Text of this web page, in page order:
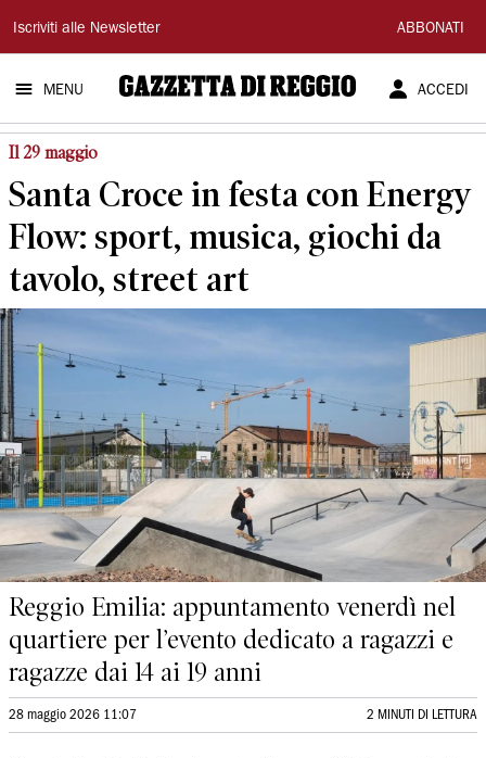
Gazzetta
di
Reggio
Iscriviti alle Newsletter ABBONATI
MENU ACCEDI
Il 29 maggio
Santa Croce in festa con Energy
Flow: sport, musica, giochi da
tavolo, street art
Reggio Emilia: appuntamento venerdì nel
quartiere per l’evento dedicato a ragazzi e
ragazze dai 14 ai 19 anni
28 maggio 2026 11:07 2 MINUTI DI LETTURA